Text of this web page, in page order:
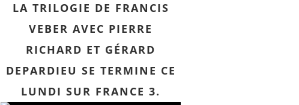
LA TRILOGIE DE FRANCIS
VEBER AVEC PIERRE
RICHARD ET GÉRARD
DEPARDIEU SE TERMINE CE
LUNDI SUR FRANCE 3.